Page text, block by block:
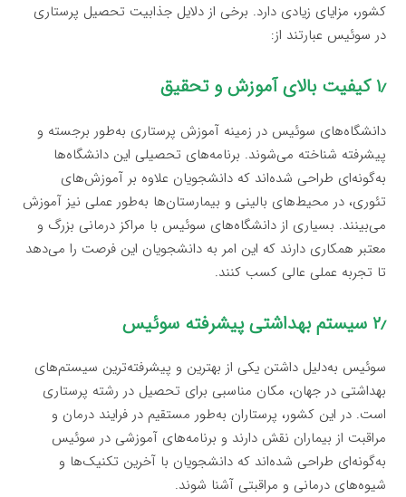
کشور، مزایای زیادی دارد. برخی از دلایل جذابیت تحصیل پرستاری
در سوئیس عبارتند از:
۱٫ کیفیت بالای آموزش و تحقیق
دانشگاه‌های سوئیس در زمینه آموزش پرستاری به‌طور برجسته و
پیشرفته شناخته می‌شوند. برنامه‌های تحصیلی این دانشگاه‌ها
به‌گونه‌ای طراحی شده‌اند که دانشجویان علاوه بر آموزش‌های
تئوری، در محیط‌های بالینی و بیمارستان‌ها به‌طور عملی نیز آموزش
می‌بینند. بسیاری از دانشگاه‌های سوئیس با مراکز درمانی بزرگ و
معتبر همکاری دارند که این امر به دانشجویان این فرصت را می‌دهد
تا تجربه عملی عالی کسب کنند.
۲٫ سیستم بهداشتی پیشرفته سوئیس
سوئیس به‌دلیل داشتن یکی از بهترین و پیشرفته‌ترین سیستم‌های
بهداشتی در جهان، مکان مناسبی برای تحصیل در رشته پرستاری
است. در این کشور، پرستاران به‌طور مستقیم در فرایند درمان و
مراقبت از بیماران نقش دارند و برنامه‌های آموزشی در سوئیس
به‌گونه‌ای طراحی شده‌اند که دانشجویان با آخرین تکنیک‌ها و
شیوه‌های درمانی و مراقبتی آشنا شوند.